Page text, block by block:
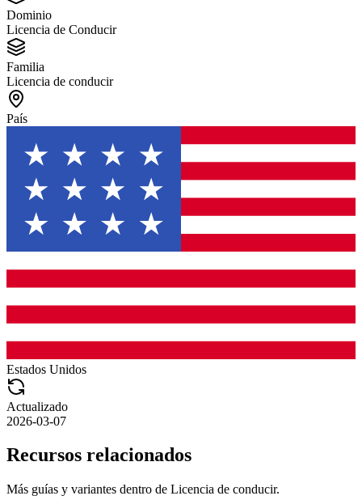
Dominio
Licencia de Conducir
Familia
Licencia de conducir
País
Estados Unidos
Actualizado
2026-03-07
Recursos relacionados
Más guías y variantes dentro de Licencia de conducir.